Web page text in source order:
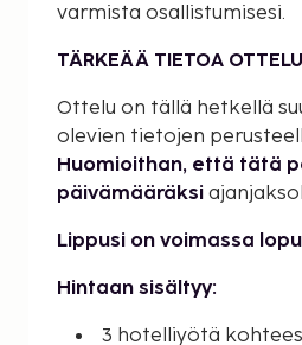
varmista osallistumisesi.
TÄRKEÄÄ TIETOA
Ottelu on tällä hetkellä
olevien tietojen
Huomioithan, että tätä
päivämääräksi
Lippusi on voimassa
Hintaan sisältyy:
3 hotelliyötä